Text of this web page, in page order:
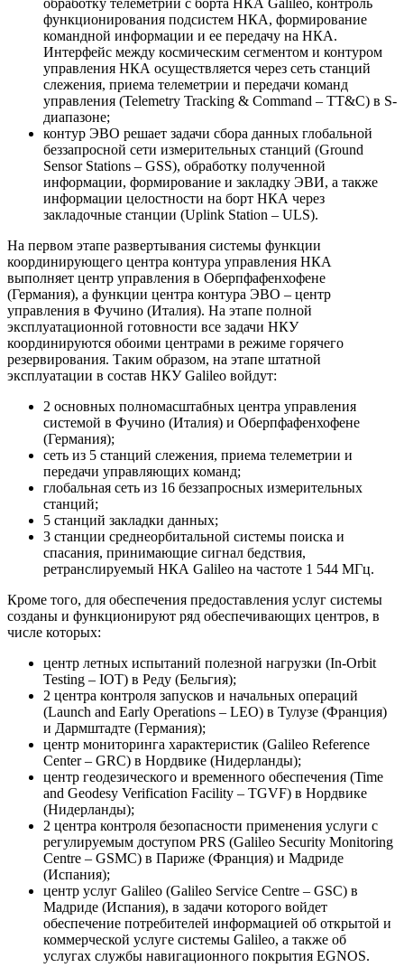
функционирования подсистем НКА, формирование
командной информации и ее передачу на НКА.
Интерфейс между космическим сегментом и контуром
управления НКА осуществляется через сеть станций
слежения, приема телеметрии и передачи команд
управления (Telemetry Tracking & Command – TT&C) в S-
диапазоне;
контур ЭВО решает задачи сбора данных глобальной
беззапросной сети измерительных станций (Ground
Sensor Stations – GSS), обработку полученной
информации, формирование и закладку ЭВИ, а также
информации целостности на борт НКА через
закладочные станции (Uplink Station – ULS).
На первом этапе развертывания системы функции
координирующего центра контура управления НКА
выполняет центр управления в Оберпфафенхофене
(Германия), а функции центра контура ЭВО – центр
управления в Фучино (Италия). На этапе полной
эксплуатационной готовности все задачи НКУ
координируются обоими центрами в режиме горячего
резервирования. Таким образом, на этапе штатной
эксплуатации в состав НКУ Galileo войдут:
2 основных полномасштабных центра управления
системой в Фучино (Италия) и Оберпфафенхофене
(Германия);
сеть из 5 станций слежения, приема телеметрии и
передачи управляющих команд;
глобальная сеть из 16 беззапросных измерительных
станций;
5 станций закладки данных;
3 станции среднеорбитальной системы поиска и
спасания, принимающие сигнал бедствия,
ретранслируемый НКА Galileo на частоте 1 544 МГц.
Кроме того, для обеспечения предоставления услуг системы
созданы и функционируют ряд обеспечивающих центров, в
числе которых:
центр летных испытаний полезной нагрузки (In-Orbit
Testing – IOT) в Реду (Бельгия);
2 центра контроля запусков и начальных операций
(Launch and Early Operations – LEO) в Тулузе (Франция)
и Дармштадте (Германия);
центр мониторинга характеристик (Galileo Reference
Center – GRC) в Нордвике (Нидерланды);
центр геодезического и временного обеспечения (Time
and Geodesy Verification Facility – TGVF) в Нордвике
(Нидерланды);
2 центра контроля безопасности применения услуги с
регулируемым доступом PRS (Galileo Security Monitoring
Centre – GSMC) в Париже (Франция) и Мадриде
(Испания);
центр услуг Galileo (Galileo Service Centre – GSC) в
Мадриде (Испания), в задачи которого войдет
обеспечение потребителей информацией об открытой и
коммерческой услуге системы Galileo, а также об
услугах службы навигационного покрытия EGNOS.